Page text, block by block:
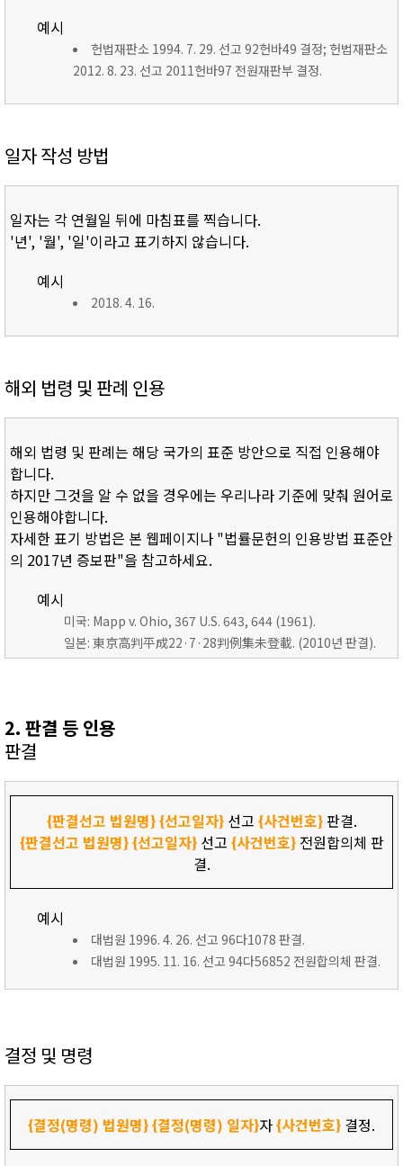
예시
헌법재판소 1994. 7. 29. 선고 92헌바49 결정; 헌법재판소
2012. 8. 23. 선고 2011헌바97 전원재판부 결정.
일자 작성 방법
일자는 각 연월일 뒤에 마침표를 찍습니다.
'년', '월', '일'이라고 표기하지 않습니다.
예시
2018. 4. 16.
해외 법령 및 판례 인용
해외 법령 및 판례는 해당 국가의 표준 방안으로 직접 인용해야
합니다.
하지만 그것을 알 수 없을 경우에는 우리나라 기준에 맞춰 원어로
인용해야합니다.
자세한 표기 방법은 본 웹페이지나 "법률문헌의 인용방법 표준안
의 2017년 증보판"을 참고하세요.
예시
미국: Mapp v. Ohio, 367 U.S. 643, 644 (1961).
일본: 東京高判平成22·7·28判例集未登載. (2010년 판결).
2. 판결 등 인용
판결
{판결선고 법원명}{선고일자}선고 {사건번호}판결.
{판결선고 법원명}{선고일자}선고 {사건번호}전원합의체 판
결.
예시
대법원 1996. 4. 26. 선고 96다1078 판결.
대법원 1995. 11. 16. 선고 94다56852 전원합의체 판결.
결정 및 명령
{결정(명령) 법원명}{결정(명령) 일자}자{사건번호} 결정.